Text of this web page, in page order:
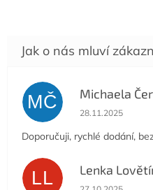
MČ Michaela
Hodnocení
28.11.2025
Doporučuji, rychlé dodání,
LL Lenka
Hodnocení